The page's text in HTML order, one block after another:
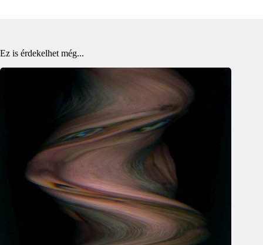
Ez is érdekelhet még...